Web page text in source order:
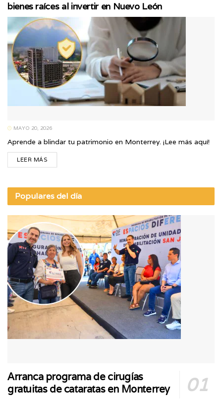
bienes raíces al invertir en Nuevo León
MAYO 20, 2026
Aprende a blindar tu patrimonio en Monterrey. ¡Lee más aquí!
LEER MÁS
Populares del día
Arranca programa de cirugías
gratuitas de cataratas en Monterrey